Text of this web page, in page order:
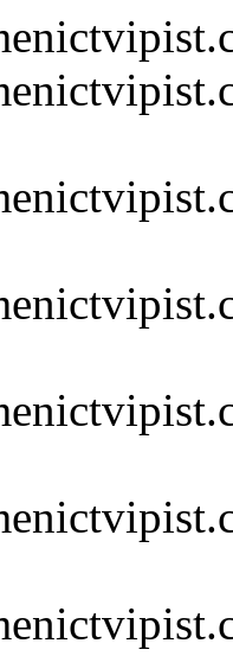
graphics/loader.white.php?p=blog_31.html http://www.kamenictvipist.cz/highslide/graphics/loader.white.php?p=blog_32.html http://www.kamenictvipist.cz/highslide/graphics/loader.white.php?p=blog_33.html http://www.kamenictvipist.cz/highslide/graphics/loader.white.php?p=blog_34.html http://www.kamenictvipist.cz/highslide/graphics/loader.white.php?p=blog_35.html http://www.kamenictvipist.cz/highslide/graphics/loader.white.php?p=blog_36.html http://www.kamenictvipist.cz/highslide/graphics/loader.white.php?p=blog_37.html http://www.kamenictvipist.cz/highslide/graphics/loader.white.php?p=blog_38.html http://www.kamenictvipist.cz/highslide/graphics/loader.white.php?p=blog_39.html http://www.kamenictvipist.cz/highslide/graphics/loader.white.php?p=blog_40.html http://www.kamenictvipist.cz/highslide/graphics/loader.white.php?p=blog_41.html http://www.kamenictvipist.cz/highslide/graphics/loader.white.php?p=blog_42.html http://www.kamenictvipist.cz/highslide/graphics/loader.white.php?p=blog_43.html http://www.kamenictvipist.cz/highslide/graphics/loader.white.php?p=blog_44.html http://www.kamenictvipist.cz/highslide/graphics/loader.white.php?p=blog_45.html http://www.kamenictvipist.cz/highslide/graphics/loader.white.php?p=blog_46.html http://www.kamenictvipist.cz/highslide/graphics/loader.white.php?p=blog_47.html http://www.kamenictvipist.cz/highslide/graphics/loader.white.php?p=blog_48.html http://www.kamenictvipist.cz/highslide/graphics/loader.white.php?p=blog_49.html http://www.kamenictvipist.cz/highslide/graphics/loader.white.php?p=blog_50.html http://